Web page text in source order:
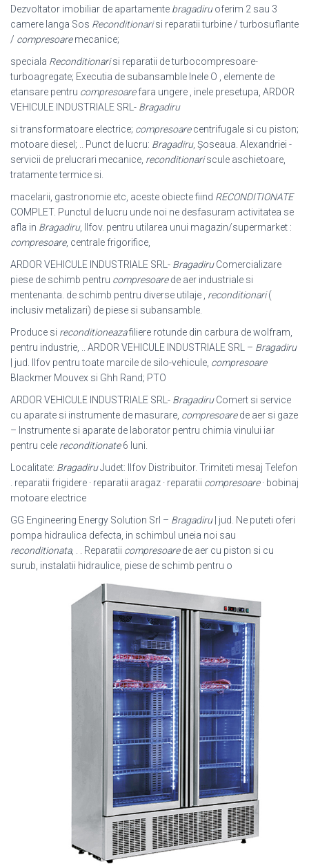
Dezvoltator imobiliar de apartamente bragadiruoferim 2 sau 3
camere langa Sos Reconditionarisi reparatii turbine / turbosuflante
/ compresoaremecanice;
speciala Reconditionarisi reparatii de turbocompresoare-
turboagregate; Executia de subansamble Inele O , elemente de
etansare pentru compresoarefara ungere , inele presetupa, ARDOR
VEHICULE INDUSTRIALE SRL- Bragadiru
si transformatoare electrice; compresoarecentrifugale si cu piston;
motoare diesel; .. Punct de lucru: Bragadiru, Şoseaua. Alexandriei -
servicii de prelucrari mecanice, reconditionariscule aschietoare,
tratamente termice si.
macelarii, gastronomie etc, aceste obiecte fiind RECONDITIONATE
COMPLET. Punctul de lucru unde noi ne desfasuram activitatea se
afla in Bragadiru, Ilfov. pentru utilarea unui magazin/supermarket :
compresoare, centrale frigorifice,
ARDOR VEHICULE INDUSTRIALE SRL- BragadiruComercializare
piese de schimb pentru compresoarede aer industriale si
mentenanta. de schimb pentru diverse utilaje , reconditionari(
inclusiv metalizari) de piese si subansamble.
Produce si reconditioneazafiliere rotunde din carbura de wolfram,
pentru industrie, .. ARDOR VEHICULE INDUSTRIALE SRL – Bragadiru
| jud. Ilfov pentru toate marcile de silo-vehicule, compresoare
Blackmer Mouvex si Ghh Rand; PTO
ARDOR VEHICULE INDUSTRIALE SRL- BragadiruComert si service
cu aparate si instrumente de masurare, compresoarede aer si gaze
– Instrumente si aparate de laborator pentru chimia vinului iar
pentru cele reconditionate6 luni.
Localitate: BragadiruJudet: Ilfov Distribuitor. Trimiteti mesaj Telefon
. reparatii frigidere · reparatii aragaz · reparatii compresoare· bobinaj
motoare electrice
GG Engineering Energy Solution Srl – Bragadiru| jud. Ne puteti oferi
pompa hidraulica defecta, in schimbul uneia noi sau
reconditionata, . . Reparatii compresoarede aer cu piston si cu
surub, instalatii hidraulice, piese de schimb pentru o